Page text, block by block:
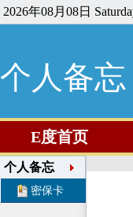
2026年08月08日
个人备
E度首页
个人备忘
密保卡